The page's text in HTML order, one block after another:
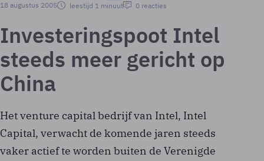
18 augustus 2005
leestijd 1 minuut 0 reacties
Investeringspoot Intel
steeds meer gericht op
China
Het venture capital bedrijf van Intel, Intel
Capital, verwacht de komende jaren steeds
vaker actief te worden buiten de Verenigde